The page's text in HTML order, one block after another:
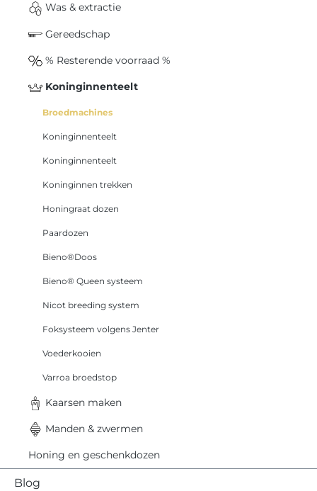
Was & extractie
Gereedschap
% Resterende voorraad %
Koninginnenteelt
Broedmachines
Koninginnenteelt
Koninginnenteelt
Koninginnen trekken
Honingraat dozen
Paardozen
Bieno®Doos
Bieno® Queen systeem
Nicot breeding system
Foksysteem volgens Jenter
Voederkooien
Varroa broedstop
Kaarsen maken
Manden & zwermen
Honing en geschenkdozen
Blog